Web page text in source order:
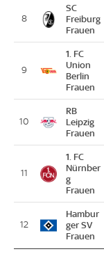
8
SC
Freiburg
Frauen
9
1. FC
Union
Berlin
Frauen
10
RB
Leipzig
Frauen
11
1. FC
Nürnber
g
Frauen
12
Hambur
ger SV
Frauen